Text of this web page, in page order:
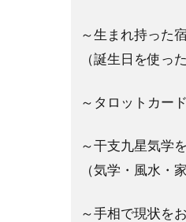
～生まれ持った
（誕生日を使っ
～タロットカー
～干支九星気学
（気学・風水・家
～手相で現状を